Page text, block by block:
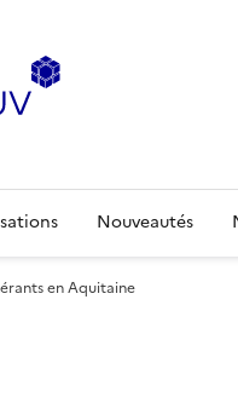
Nouveautés
en Aquitaine